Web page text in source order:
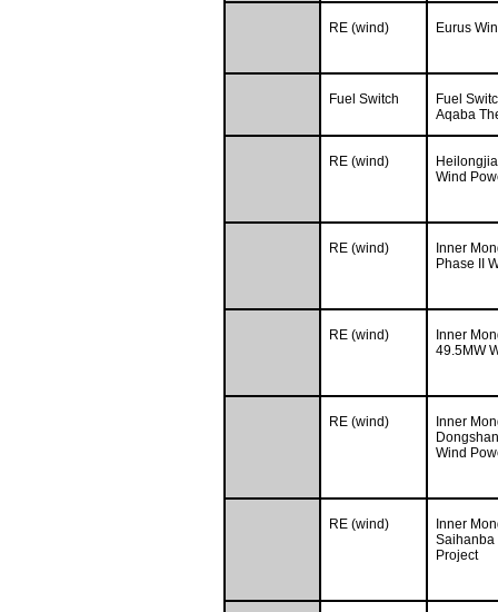
RE (wind) Eurus
Fuel Switch
Fuel
Aqaba
RE (wind)
Wind
RE (wind)
Inner
Phase II
RE (wind)
Inner
49.5MW
RE (wind)
Inner
Wind
RE (wind)
Inner
Saihanba
Project